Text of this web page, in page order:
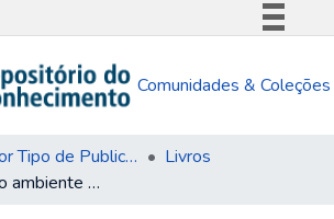
Comunica BR
Acesso à informação
Comunidades & Coleções
Navegar por Tipo de Publicação
Livros
Comércio e meio ambiente no Mercosul: algumas considerações preliminares